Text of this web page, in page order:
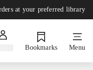
at your preferred library
Bookmarks Menu